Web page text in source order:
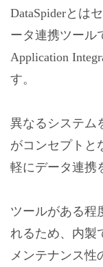
DataSpiderとは
ータ連携ツール
Application
す。
異なるシステム
がコンセプトと
軽にデータ連携
ツールがある程
れるため、内製
メンテナンス性